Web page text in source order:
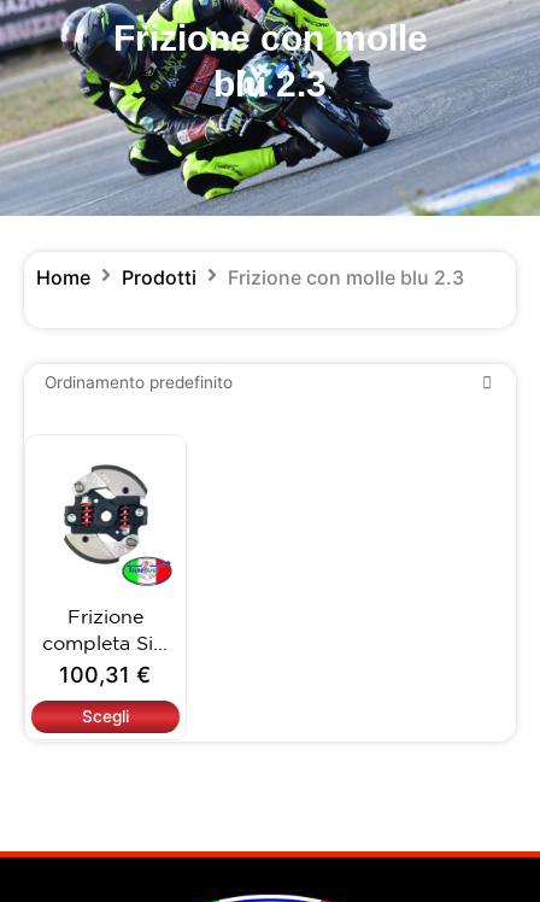
Frizione con molle
blu 2.3
Home Prodotti Frizione con molle blu 2.3
Frizione
completa Si...
100,31€
Scegli
prodotto
ha
più
varianti.
Le
opzioni
possono
scelte
nella
pagina